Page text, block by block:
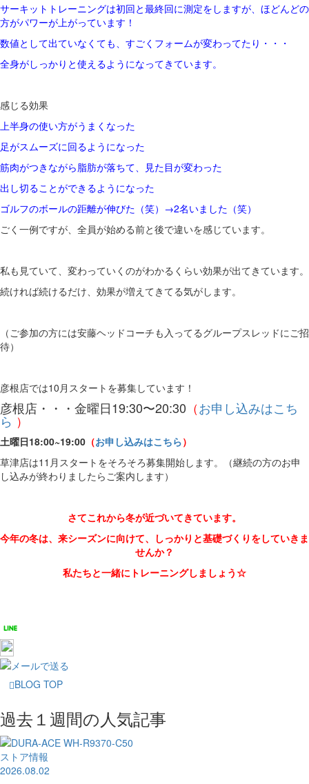
サーキットトレーニングは初回と最終回に測定をしますが、ほどんどの
方がパワーが上がっています！
数値として出ていなくても、すごくフォームが変わってたり・・・
全身がしっかりと使えるようになってきています。
感じる効果
上半身の使い方がうまくなった
足がスムーズに回るようになった
筋肉がつきながら脂肪が落ちて、見た目が変わった
出し切ることができるようになった
ゴルフのボールの距離が伸びた（笑）→2名いました（笑）
ごく一例ですが、全員が始める前と後で違いを感じています。
私も見ていて、変わっていくのがわかるくらい効果が出てきています。
続ければ続けるだけ、効果が増えてきてる気がします。
（ご参加の方には安藤ヘッドコーチも入ってるグループスレッドにご招
待）
彦根店では10月スタートを募集しています！
彦根店・・・金曜日19:30〜20:30 （お申し込みはこち
ら ）
土曜日18:00~19:00 （お申し込みはこちら）
草津店は11月スタートをそろそろ募集開始します。（継続の方のお申
し込みが終わりましたらご案内します）
さてこれから冬が近づいてきています。
今年の冬は、来シーズンに向けて、しっかりと基礎づくりをしていきま
せんか？
私たちと一緒にトレーニングしましょう☆
BLOG TOP
過去１週間の人気記事
ストア情報
2026.08.02